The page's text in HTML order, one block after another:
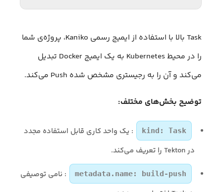
Task بالا با استفاده از ایمیج رسمی Kaniko، پروژه‌ی شما
را در محیط Kubernetes به یک ایمیج Docker تبدیل
می‌کند و آن را به رجیستری مشخص‌ شده Push می‌کند.
توضیح بخش‌های مختلف:
kind: Task
: یک واحد کاری قابل استفاده مجدد
در Tekton را تعریف می‌کند.
metadata.name: build-push
: نامی توصیفی